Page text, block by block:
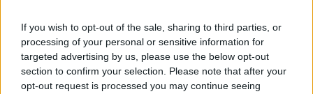
If you wish to opt-out of the sale, sharing to third parties, or
processing of your personal or sensitive information for
targeted advertising by us, please use the below opt-out
section to confirm your selection. Please note that after your
opt-out request is processed you may continue seeing